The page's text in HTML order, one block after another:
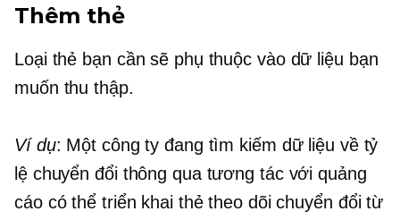
Thêm thẻ
Loại thẻ bạn cần sẽ phụ thuộc vào dữ liệu bạn
muốn thu thập.
Ví dụ: Một công ty đang tìm kiếm dữ liệu về tỷ
lệ chuyển đổi thông qua tương tác với quảng
cáo có thể triển khai thẻ theo dõi chuyển đổi từ